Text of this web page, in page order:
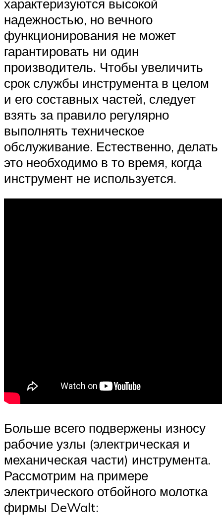
характеризуются высокой
надежностью, но вечного
функционирования не может
гарантировать ни один
производитель. Чтобы увеличить
срок службы инструмента в целом
и его составных частей, следует
взять за правило регулярно
выполнять техническое
обслуживание. Естественно, делать
это необходимо в то время, когда
инструмент не используется.
Больше всего подвержены износу
рабочие узлы (электрическая и
механическая части) инструмента.
Рассмотрим на примере
электрического отбойного молотка
фирмы DeWalt: